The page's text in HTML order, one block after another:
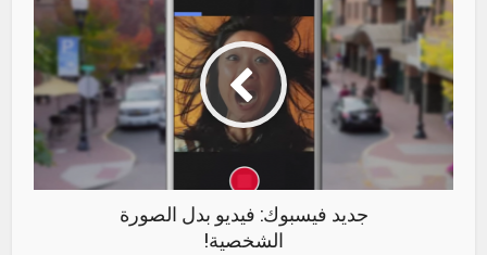
جديد فيسبوك: فيديو بدل الصورة
الشخصية!